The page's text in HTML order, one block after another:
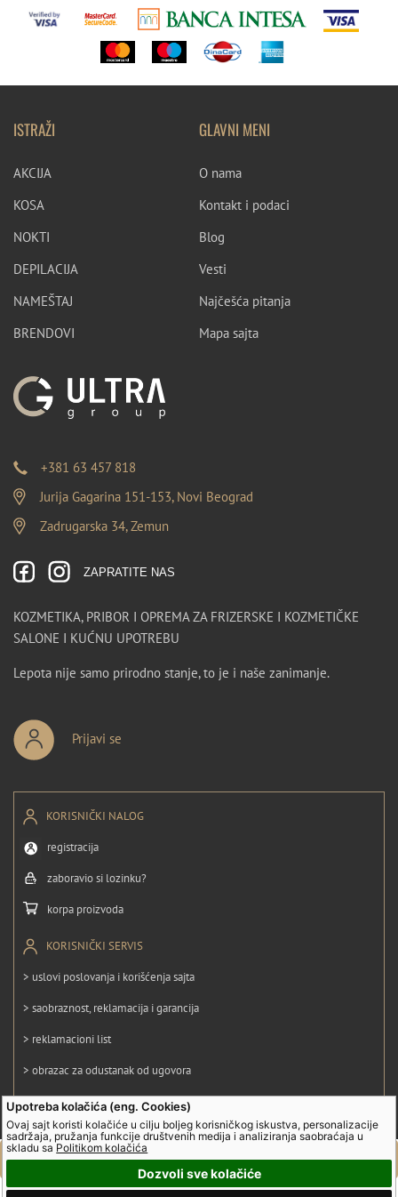
Upotreba kolačića (eng. Cookies)
Ovaj sajt koristi kolačiće u cilju boljeg korisničkog iskustva, personalizacije
sadržaja, pružanja funkcije društvenih medija i analiziranja saobraćaja u
skladu sa Politikom kolačića
Dozvoli sve kolačiće
ISTRAŽI
AKCIJA
KOSA
NOKTI
DEPILACIJA
NAMEŠTAJ
BRENDOVI
GLAVNI MENI
O nama
Kontakt i podaci
Blog
Vesti
Najčešća pitanja
Mapa sajta
+381 63 457 818
Jurija Gagarina 151-153, Novi Beograd
Zadrugarska 34, Zemun
ZAPRATITE NAS
KOZMETIKA, PRIBOR I OPREMA ZA FRIZERSKE I KOZMETIČKE
SALONE I KUĆNU UPOTREBU
Lepota nije samo prirodno stanje, to je i naše zanimanje.
Prijavi se
KORISNIČKI NALOG
registracija
zaboravio si lozinku?
korpa proizvoda
KORISNIČKI SERVIS
> uslovi poslovanja i korišćenja sajta
> saobraznost, reklamacija i garancija
> reklamacioni list
> obrazac za odustanak od ugovora
> politika privatnosti
> politika kolačića